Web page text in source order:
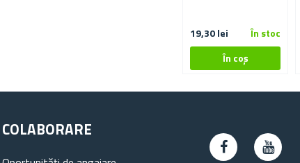
19,30 lei În stoc
COLABORARE